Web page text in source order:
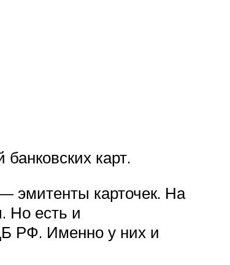
карт.
эмитенты карточек. На
Но есть и
РФ. Именно у них и